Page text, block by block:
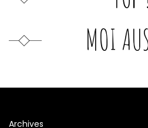
MOI
Archives